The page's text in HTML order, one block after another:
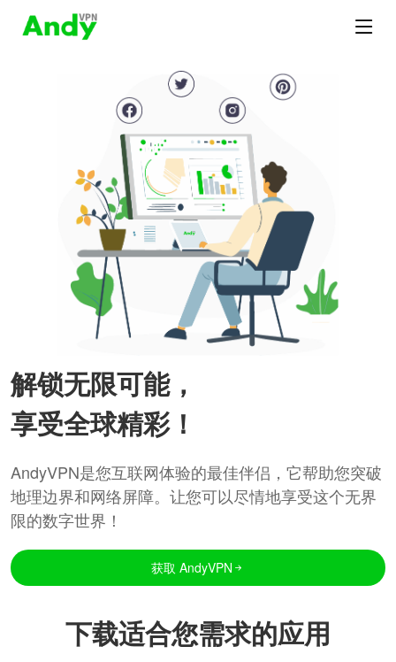
解锁无限可能，
享受全球精彩！
AndyVPN是您互联网体验的最佳伴侣，它帮助您突破
地理边界和网络屏障。让您可以尽情地享受这个无界
限的数字世界！
获取 AndyVPN
下载适合您需求的应用